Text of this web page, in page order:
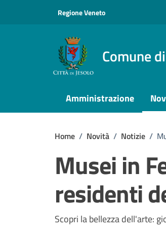
Regione Veneto
Comune
Amministrazione
Home / Novità / Notizie /
Musei in
residenti
Dettagli
Scopri la bellezza dell'arte: